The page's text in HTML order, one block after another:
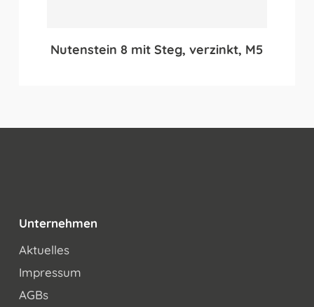
Nutenstein 8 mit Steg, verzinkt, M5
Unternehmen
Aktuelles
Impressum
AGBs